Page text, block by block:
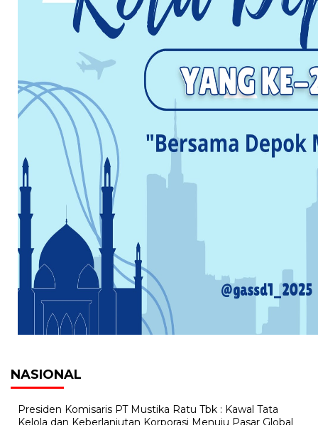
NASIONAL
Presiden Komisaris PT Mustika Ratu Tbk : Kawal Tata
Kelola dan Keberlanjutan Korporasi Menuju Pasar Global